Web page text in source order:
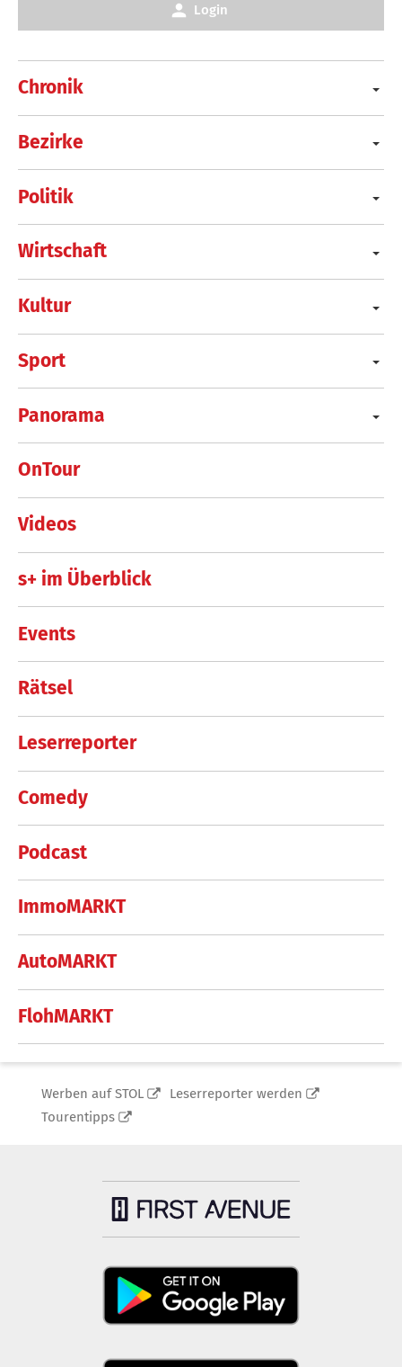
Chronik
Bezirke
Politik
Wirtschaft
Kultur
Sport
Panorama
OnTour
Videos
s+ im Überblick
Events
Rätsel
Leserreporter
Comedy
Podcast
ImmoMARKT
AutoMARKT
FlohMARKT
Login
Werben auf STOL
Leserreporter werden
Tourentipps